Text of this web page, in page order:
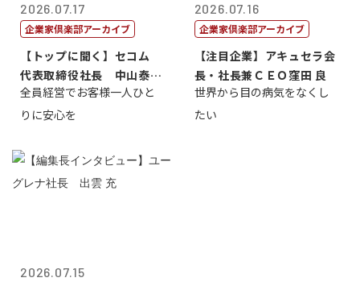
2026.07.17
企業家倶楽部アーカイブ
【トップに聞く】セコム
代表取締役社長 中山泰
男
全員経営でお客様一人ひと
りに安心を
2026.07.16
企業家倶楽部アーカイブ
【注目企業】アキュセラ会
長・社長兼ＣＥＯ窪田 良
世界から目の病気をなくし
たい
2026.07.15